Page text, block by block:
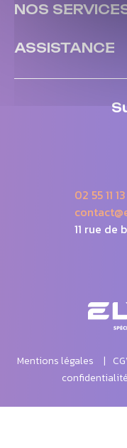
02 55 11
11 rue de
NOS
ASSISTANCE
Mentions légales
confidentialité